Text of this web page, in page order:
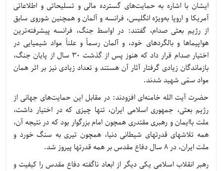
ایشان با اشاره به حمایت‌های گسترده مالی و تسلیحاتی و اطلاعاتی
آمریکا و اروپا به‌ویژه انگلیس، فرانسه و آلمان و همچنین شوروی سابق
از رژیم بعثی صدام، گفتند: در اواسط جنگ، فرانسه پیشرفته‌ترین
هواپیماها و بالگردهای خود، و آلمان رسماً و علناً مواد شیمیایی در
اختیار صدام قرار داد که هنوز پس از گذشت 30 سال از پایان جنگ،
بازماندگان زیادی گرفتار آثار آن هستند و تعداد زیادی نیز بر اثر همان
مواد سمّی شهید شدند.
حضرت آیت الله خامنه‌ای افزودند: در مقابل این حمایت‌های جهانی از
رژیم بعثی، جمهوری اسلامی ایران، تنها چیزی که در اختیار داشت،
ملت باایمان و رهبری مقتدری همچون امام بزرگوار بود که در نتیجه آن،
همه تلاشهای قدرتهای شیطانی دنیا، همچون تیری به سنگ خورد و
ملت ایران، در 8 سال دفاع مقدس بر همه قدرتها پیروز شد.
رهبر انقلاب اسلامی یکی دیگر از ابعاد ناگفته دفاع مقدس را کیفیت و